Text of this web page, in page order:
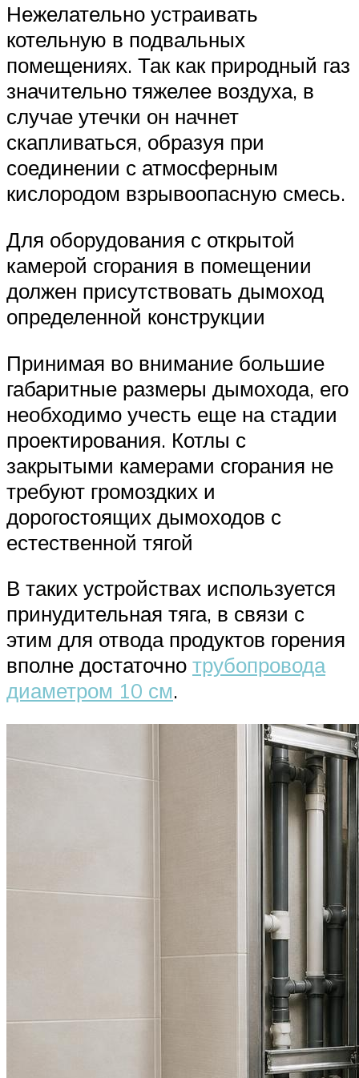
Нежелательно устраивать
котельную в подвальных
помещениях. Так как природный газ
значительно тяжелее воздуха, в
случае утечки он начнет
скапливаться, образуя при
соединении с атмосферным
кислородом взрывоопасную смесь.
Для оборудования с открытой
камерой сгорания в помещении
должен присутствовать дымоход
определенной конструкции
Принимая во внимание большие
габаритные размеры дымохода, его
необходимо учесть еще на стадии
проектирования. Котлы с
закрытыми камерами сгорания не
требуют громоздких и
дорогостоящих дымоходов с
естественной тягой
В таких устройствах используется
принудительная тяга, в связи с
этим для отвода продуктов горения
вполне достаточно трубопровода
диаметром 10 см.